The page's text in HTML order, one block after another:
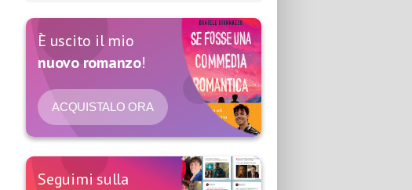
È uscito il mio
nuovo romanzo!
ACQUISTALO ORA
Seguimi sulla